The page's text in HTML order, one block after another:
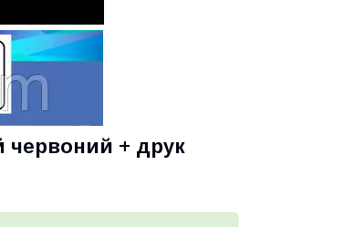
червоний + друк